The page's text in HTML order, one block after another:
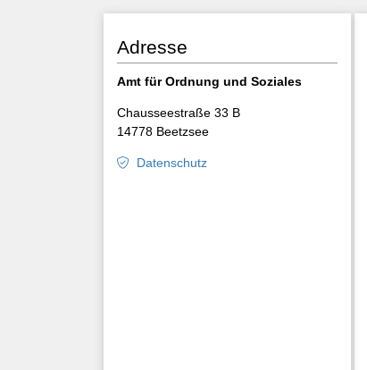
Adresse
Amt für Ordnung und Soziales
Chausseestraße 33 B
14778 Beetzsee
Datenschutz